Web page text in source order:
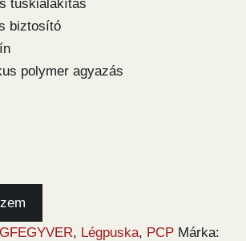
tuskialakítás
biztosító
polymer agyazás
, Légpuska, PCP Márka: